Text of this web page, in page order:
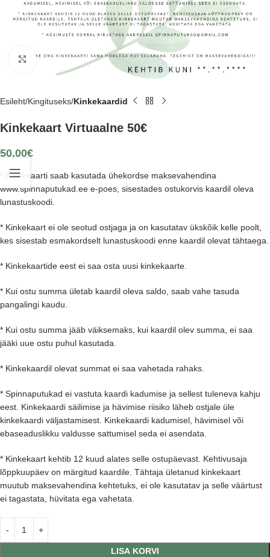
Suurenda
Esileht Kingituseks Kinkekaardid
Kinkekaart Virtuaalne 50€
50.00€
* Kinkekaarti saab kasutada ühekordse maksevahendina
www.spinnaputukad.ee e-poes, sisestades ostukorvis kaardil oleva
lunastuskoodi.
* Kinkekaart ei ole seotud ostjaga ja on kasutatav ükskõik kelle poolt,
kes sisestab esmakordselt lunastuskoodi enne kaardil olevat tähtaega.
* Kinkekaartide eest ei saa osta uusi kinkekaarte.
* Kui ostu summa ületab kaardil oleva saldo, saab vahe tasuda
pangalingi kaudu.
* Kui ostu summa jääb väiksemaks, kui kaardil olev summa, ei saa
jääki uue ostu puhul kasutada.
* Kinkekaardil olevat summat ei saa vahetada rahaks.
* Spinnaputukad ei vastuta kaardi kadumise ja sellest tuleneva kahju
eest. Kinkekaardi säilimise ja hävimise riisiko läheb ostjale üle
kinkekaardi väljastamisest. Kinkekaardi kadumisel, hävimisel või
ebaseaduslikku valdusse sattumisel seda ei asendata.
* Kinkekaart kehtib 12 kuud alates selle ostupäevast. Kehtivusaja
lõppkuupäev on märgitud kaardile. Tähtaja ületanud kinkekaart
muutub maksevahendina kehtetuks, ei ole kasutatav ja selle väärtust
ei tagastata, hüvitata ega vahetata.
LISA KORVI